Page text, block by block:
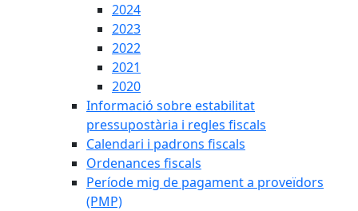
2024
2023
2022
2021
2020
Informació sobre estabilitat
pressupostària i regles fiscals
Calendari i padrons fiscals
Ordenances fiscals
Període mig de pagament a proveïdors
(PMP)